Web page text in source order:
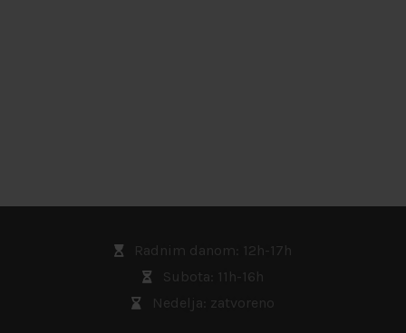
Radnim danom: 12h-17h
Subota: 11h-16h
Nedelja: zatvoreno